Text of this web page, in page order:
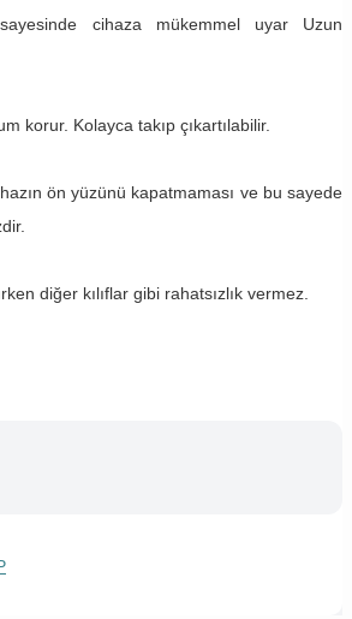
cihaza mükemmel uyar Uzun
korur. Kolayca takıp çıkartılabilir.
ön yüzünü kapatmaması ve bu sayede
diğer kılıflar gibi rahatsızlık vermez.